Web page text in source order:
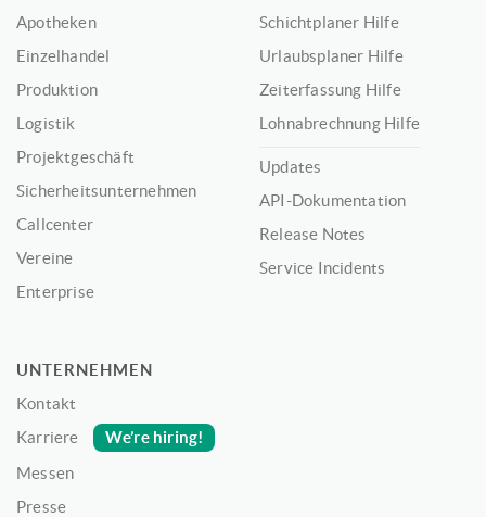
Apotheken
Einzelhandel
Produktion
Logistik
Projektgeschäft
Sicherheitsunternehmen
Callcenter
Vereine
Enterprise
Schichtplaner Hilfe
Urlaubsplaner Hilfe
Zeiterfassung Hilfe
Lohnabrechnung Hilfe
Updates
API-Dokumentation
Release Notes
Service Incidents
UNTERNEHMEN
Kontakt
Karriere
We’re hiring!
Messen
Presse